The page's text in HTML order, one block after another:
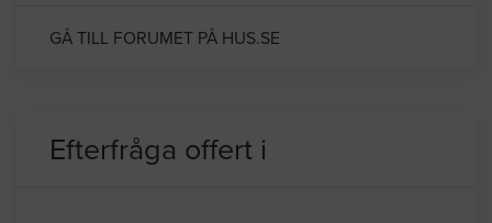
Fukt i betongplatta